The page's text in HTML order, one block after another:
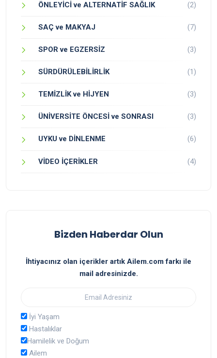
ÖNLEYİCİ ve ALTERNATİF SAĞLIK (2)
SAÇ ve MAKYAJ (7)
SPOR ve EGZERSİZ (3)
SÜRDÜRÜLEBİLİRLİK (1)
TEMİZLİK ve HİJYEN (3)
ÜNİVERSİTE ÖNCESİ ve SONRASI (3)
UYKU ve DİNLENME (6)
VİDEO İÇERİKLER (4)
Bizden Haberdar Olun
İhtiyacınız olan içerikler artık Ailem.com farkı ile
mail adresinizde.
İyi Yaşam
Hastalıklar
Hamilelik ve Doğum
Ailem